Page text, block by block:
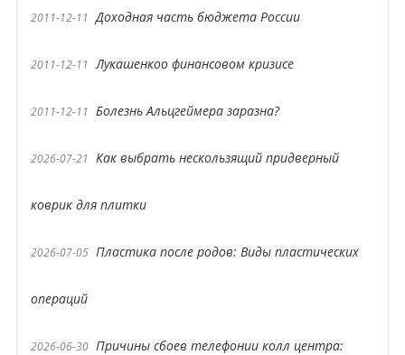
2011-12-11 Доходная часть бюджета России
2011-12-11 Лукашенкоо финансовом кризисе
2011-12-11 Болезнь Альцгеймера заразна?
2026-07-21 Как выбрать нескользящий придверный
коврик для плитки
2026-07-05 Пластика после родов: Виды пластических
операций
2026-06-30 Причины сбоев телефонии колл центра: